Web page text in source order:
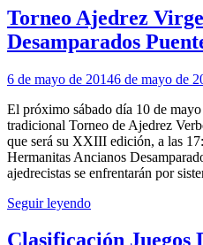
Torneo Ajedrez
Desamparados
6 de mayo de 20146 de mayo de
El próximo sábado día 10 de
tradicional Torneo de Ajedrez
que será su XXIII edición, a las
Hermanitas Ancianos
ajedrecistas se enfrentarán por
Seguir leyendo
Clasificación Juegos